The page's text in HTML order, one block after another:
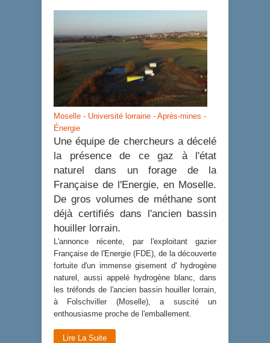
Moselle - Université lorraine - Après-mines -
Énergie
Une équipe de chercheurs a décelé
la présence de ce gaz à l'état
naturel dans un forage de la
Française de l'Energie, en Moselle.
De gros volumes de méthane sont
déjà certifiés dans l'ancien bassin
houiller lorrain.
L'annonce récente, par l'exploitant gazier
Française de l'Energie (FDE), de la découverte
fortuite d'un immense gisement d' hydrogène
naturel, aussi appelé hydrogène blanc, dans
les tréfonds de l'ancien bassin houiller lorrain,
à Folschviller (Moselle), a suscité un
enthousiasme proche de l'emballement.
Lire La Suite